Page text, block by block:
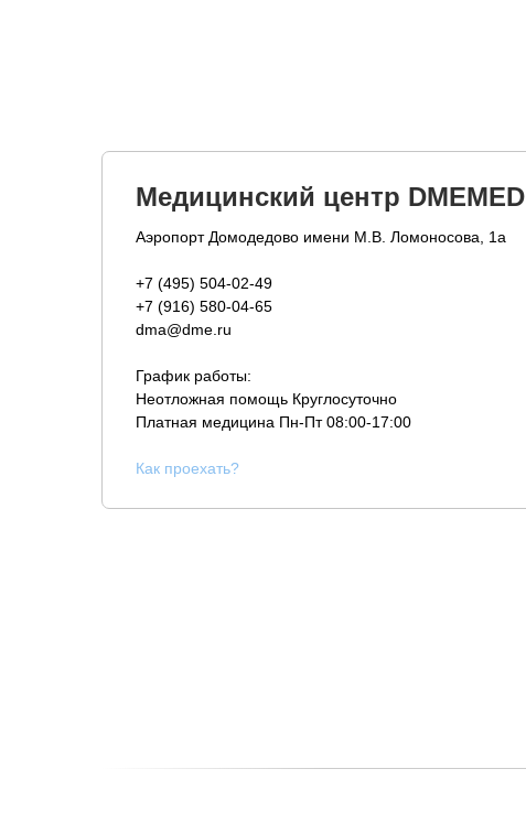
Медицинский центр DMEMED
Аэропорт Домодедово имени М.В. Ломоносова, 1а
+7 (495) 504-02-49
+7 (916) 580-04-65
dma@dme.ru
График работы:
Неотложная помощь Круглосуточно
Платная медицина Пн-Пт 08:00-17:00
Как проехать?